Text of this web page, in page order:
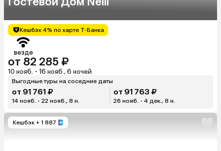
Кешбэк 4% по карте Т-Банка
везде
от 82 285 ₽
10 нояб. - 16 нояб., 6 ночей
Выгодные туры на соседние даты
от 91 761 ₽
14 нояб. - 22 нояб., 8 н.
от 91 763 ₽
26 нояб. - 4 дек., 8 н.
Кешбэк + 1 887